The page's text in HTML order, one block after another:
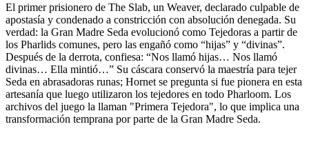
El primer prisionero de The Slab, un Weaver, declarado culpable de
apostasía y condenado a constricción con absolución denegada. Su
verdad: la Gran Madre Seda evolucionó como Tejedoras a partir de
los Pharlids comunes, pero las engañó como “hijas” y “divinas”.
Después de la derrota, confiesa: “Nos llamó hijas… Nos llamó
divinas… Ella mintió…” Su cáscara conservó la maestría para tejer
Seda en abrasadoras runas; Hornet se pregunta si fue pionera en esta
artesanía que luego utilizaron los tejedores en todo Pharloom. Los
archivos del juego la llaman "Primera Tejedora", lo que implica una
transformación temprana por parte de la Gran Madre Seda.